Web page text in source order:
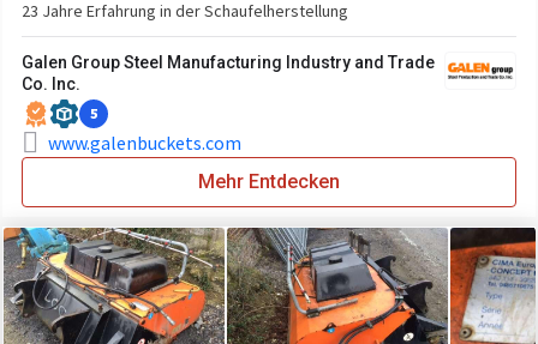
23 Jahre Erfahrung in der Schaufelherstellung
Galen Group Steel Manufacturing Industry and Trade
Co. Inc.
5
www.galenbuckets.com
Mehr Entdecken